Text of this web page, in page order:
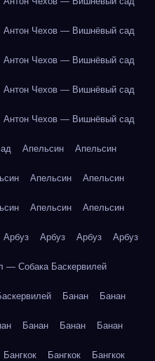
Антон Чехов — Вишнёвый сад
Антон Чехов — Вишнёвый сад
Антон Чехов — Вишнёвый сад
Антон Чехов — Вишнёвый сад
Апельсин Апельсин
Апельсин Апельсин
Апельсин Апельсин
Арбуз Арбуз Арбуз Арбуз
— Собака Баскервилей
Банан Банан
Банан Банан Банан
Бангкок Бангкок Бангкок